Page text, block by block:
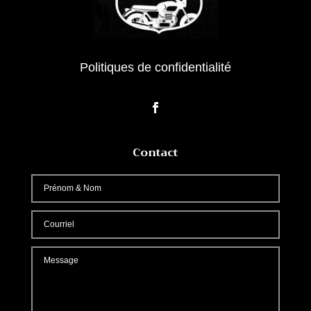
Politiques de confidentialité
Contact